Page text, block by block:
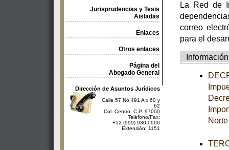
Jurisprudencias y Tesis
Aisladas
Enlaces
Otros enlaces
Página del
Abogado General
Dirección de Asuntos Jurídicos
Calle 57 No 491 A x 60 y
62
Col. Centro, C.P. 97000
Teléfono/Fax:
+52 (999) 930-0900
Extensión: 1151
La Red de
correo
para el
Información